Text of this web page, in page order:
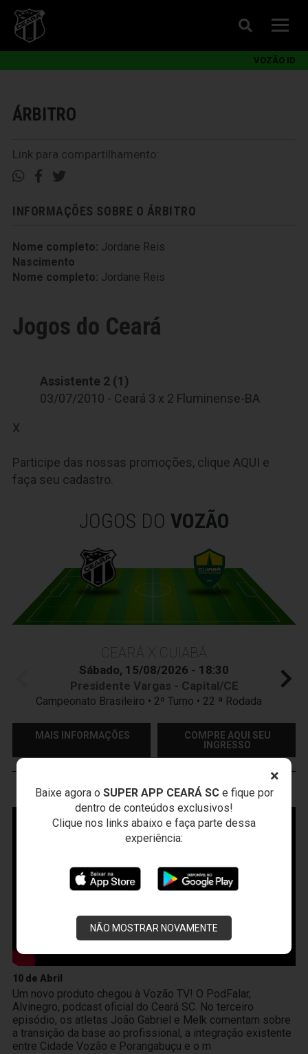
×
Baixe agora o SUPER APP CEARÁ SCe fique por
dentro de conteúdos exclusivos!
Clique nos links abaixo e faça parte dessa
experiência:
NÃO MOSTRAR NOVAMENTE
VOZÃO ID
ÁRBITRO
Link para compartilhamento:
INFORMAÇÕES SOBRE O ÁRBITRO
Nome completo: Jordane Reis
Nascimento
Nome completo: Jordane Reis
Jogos do Ceará
Assistente 2 (1)
03/07/2010 - Ceará 3 x 2 Fluminense-BA
X
Participe das nossas promoções, clique AQUI e
faça seu cadastro.
JOGOS DO VOZÃO
CEARÁ X CUIABÁ
Sábado, 15/08/2026 - 18:30
Presidente Vargas - Capital/CE
Campeonato Brasileiro • 2º Turno • 22 ª Rodada
MAIS INFORMAÇÕES
COMPRE AQUI SEU
INGRESSO
VOZÃO TV
10 de Abril
Um novo produto chegou à Vozão TV! O PodFalar,
Alvinegro, podcast oficial do Ceará SC. No terceiro
episódio, os atletas João Gabriel e Melk comentam sobre
a transição da base ao profissional, a integração existente
entre Cidade Vozão e Porangabuçu e o m